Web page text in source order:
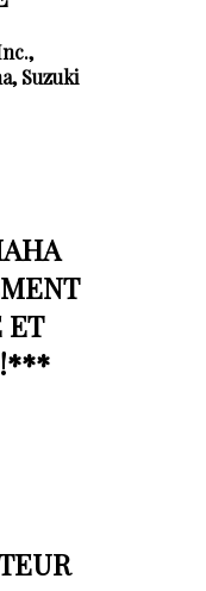
Suzuki
ET